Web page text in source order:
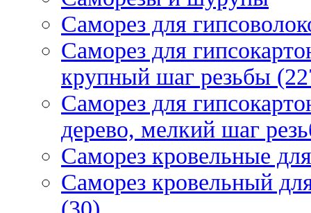
Саморез для
Саморез для
крупный шаг резьбы
Саморез для
дерево, мелкий шаг
Саморез кровельные
Саморез кровельный